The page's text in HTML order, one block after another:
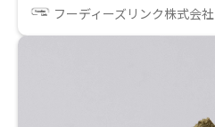
フーディーズリンク株式会社